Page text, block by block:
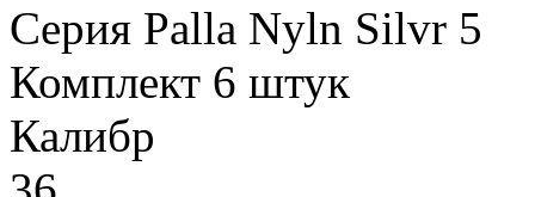
Серия Palla Nyln Silvr 5
Комплект 6 штук
Калибр